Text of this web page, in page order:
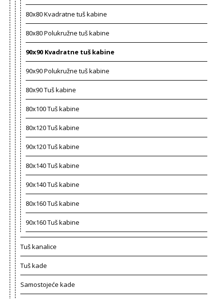
80x80 Kvadratne tuš kabine
80x80 Polukružne tuš kabine
90x90 Kvadratne tuš kabine
90x90 Polukružne tuš kabine
80x90 Tuš kabine
80x100 Tuš kabine
80x120 Tuš kabine
90x120 Tuš kabine
80x140 Tuš kabine
90x140 Tuš kabine
80x160 Tuš kabine
90x160 Tuš kabine
Tuš kanalice
Tuš kade
Samostojeće kade